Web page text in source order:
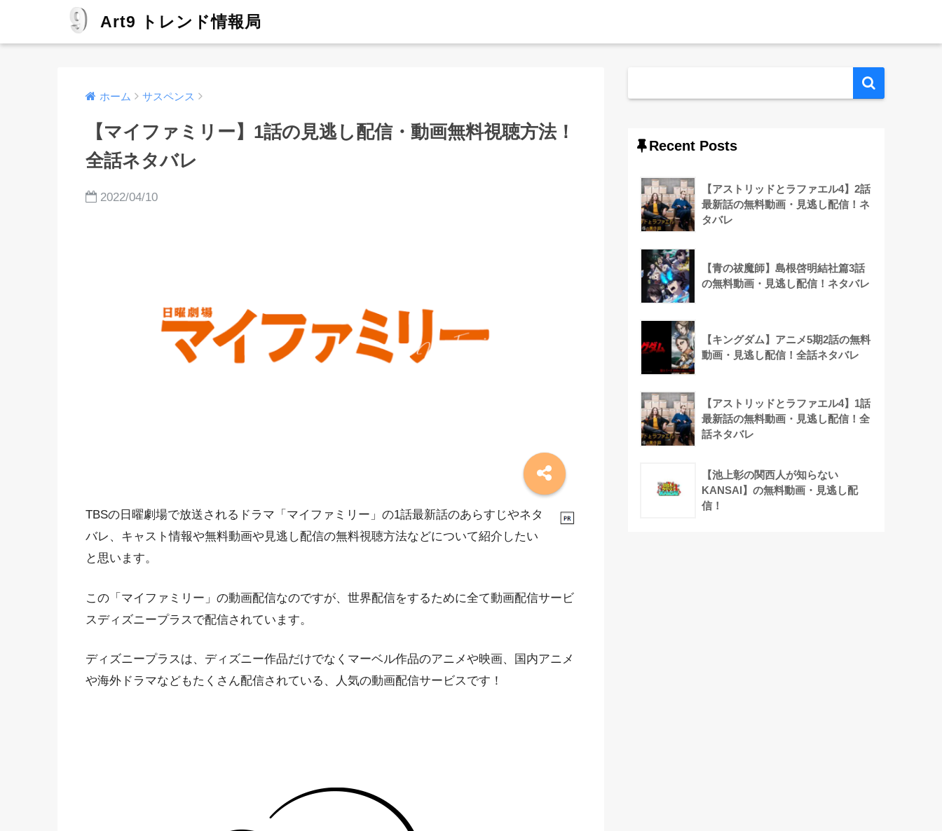
Art9 トレンド情報局
ホーム サスペンス
【マイファミリー】1話の見逃し配信・動画無料視聴方法！
全話ネタバレ
2022/04/10
TBSの日曜劇場で放送されるドラマ「マイファミリー」の1話最新話のあらすじやネタ
バレ、キャスト情報や無料動画や見逃し配信の無料視聴方法などについて紹介したい
と思います。
この「マイファミリー」の動画配信なのですが、世界配信をするために全て動画配信サービ
スディズニープラスで配信されています。
ディズニープラスは、ディズニー作品だけでなくマーベル作品のアニメや映画、国内アニメ
や海外ドラマなどもたくさん配信されている、人気の動画配信サービスです！
Recent Posts
【アストリッドとラファエル4】2話
最新話の無料動画・見逃し配信！ネ
タバレ
【青の祓魔師】島根啓明結社篇3話
の無料動画・見逃し配信！ネタバレ
【キングダム】アニメ5期2話の無料
動画・見逃し配信！全話ネタバレ
【アストリッドとラファエル4】1話
最新話の無料動画・見逃し配信！全
話ネタバレ
【池上彰の関西人が知らない
KANSAI】の無料動画・見逃し配
信！